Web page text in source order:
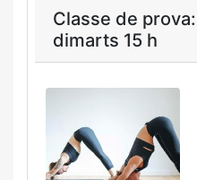
Classe de
dimarts 15 h